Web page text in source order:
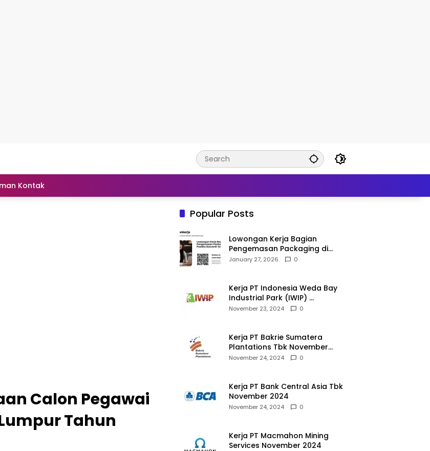
Kontak
Calon Pegawai
Tahun
Popular Posts
Lowongan Kerja Bagian
Pengemasan Packaging di
Pusaka Souvenir Gallery
January 27, 2026 0
Kerja PT Indonesia Weda Bay
Industrial Park (IWIP)
November 2024
November 23, 2024 0
Kerja PT Bakrie Sumatera
Plantations Tbk November
2024
November 24, 2024 0
Kerja PT Bank Central Asia Tbk
November 2024
November 24, 2024 0
Kerja PT Macmahon Mining
Services November 2024